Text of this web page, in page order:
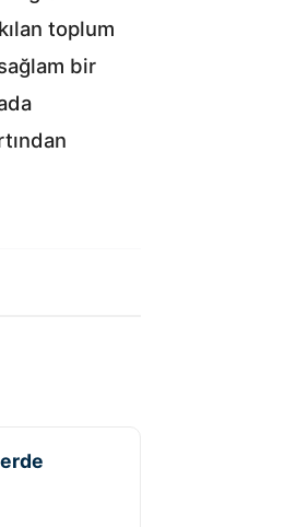
toplum
bir